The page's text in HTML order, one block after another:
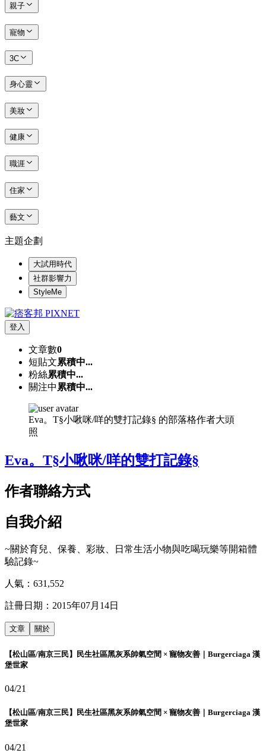
親子
寵物
3C
身心靈
美妝
健康
職涯
住家
藝文
主題企劃
大試用時代
社群影響力
StyleMe
登入
文章數0
短貼文累積中...
粉絲累積中...
關注中 累積中...
Eva。T§小啾咪/咩的雙打記錄§ 的部落格作者大頭
照
Eva。T§小啾咪/咩的雙打記錄§
作者聯絡方式
自我介紹
~關於育兒、保養、彩妝、日常生活小物與吃喝玩樂等開箱體
驗記錄~
人氣： 631,552
註冊日期： 2015年07月14日
文章 關於
【松山區/南京三民】民生社區黑灰系帥氣空間 × 寵物友善｜Burgerciaga 漢
堡世家
04/21
【松山區/南京三民】民生社區黑灰系帥氣空間 × 寵物友善｜Burgerciaga 漢
堡世家
04/21